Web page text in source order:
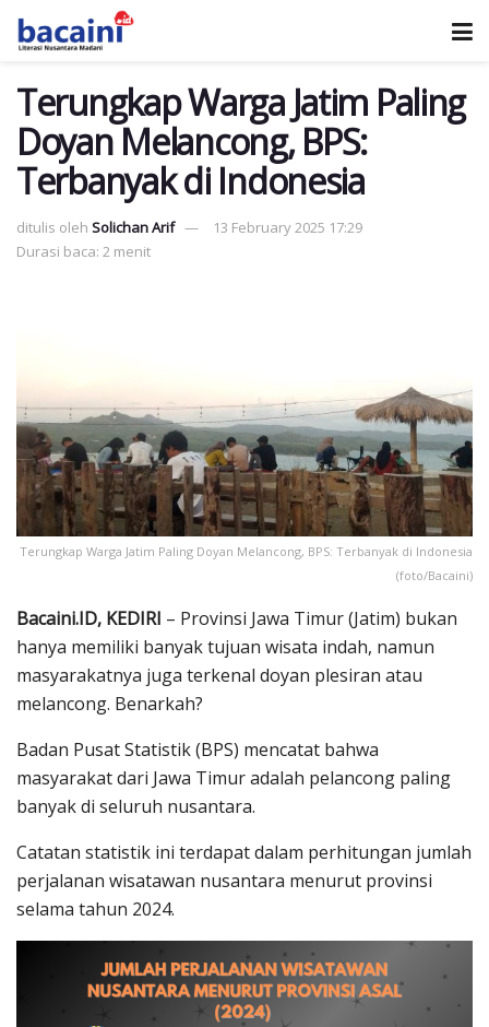
Terungkap Warga Jatim Paling
Doyan Melancong, BPS:
Terbanyak di Indonesia
ditulis oleh Solichan Arif
13 February 2025 17:29
Durasi baca: 2 menit
Terungkap Warga Jatim Paling Doyan Melancong, BPS: Terbanyak di Indonesia
(foto/Bacaini)
Bacaini.ID, KEDIRI – Provinsi Jawa Timur (Jatim) bukan
hanya memiliki banyak tujuan wisata indah, namun
masyarakatnya juga terkenal doyan plesiran atau
melancong. Benarkah?
Badan Pusat Statistik (BPS) mencatat bahwa
masyarakat dari Jawa Timur adalah pelancong paling
banyak di seluruh nusantara.
Catatan statistik ini terdapat dalam perhitungan jumlah
perjalanan wisatawan nusantara menurut provinsi
selama tahun 2024.